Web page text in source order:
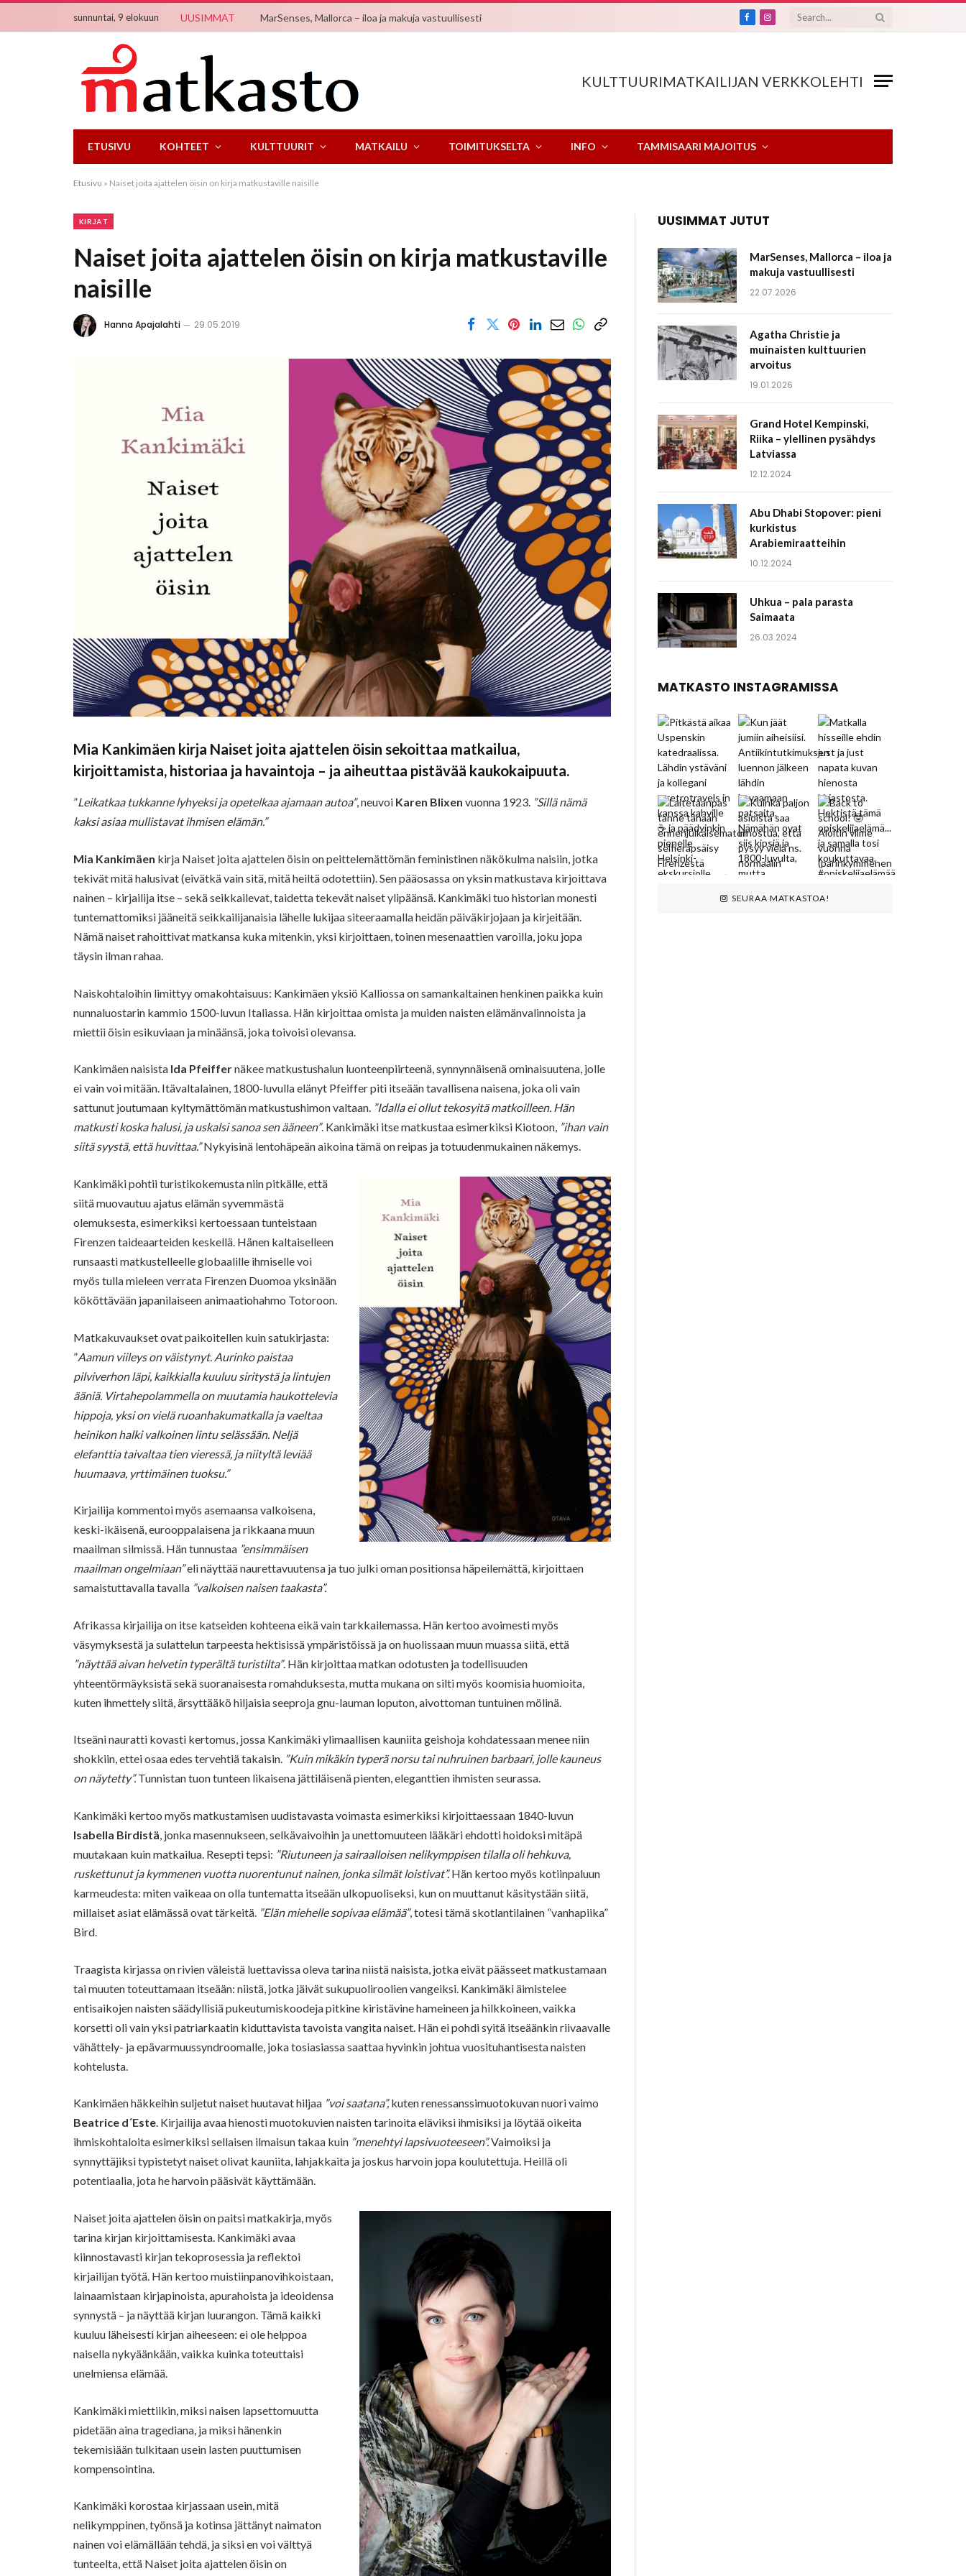
sunnuntai, 9 elokuun UUSIMMAT MarSenses, Mallorca – iloa ja makuja vastuullisesti
FacebookInstagram
KULTTUURIMATKAILIJAN VERKKOLEHTI
ETUSIVU KOHTEET KULTTUURIT MATKAILU TOIMITUKSELTA INFO TAMMISAARI MAJOITUS
Etusivu » Naiset joita ajattelen öisin on kirja matkustaville naisille
KIRJAT
Naiset joita ajattelen öisin on kirja matkustaville
naisille
Hanna Apajalahti 29.05.2019
Mia Kankimäen kirja Naiset joita ajattelen öisin sekoittaa matkailua,
kirjoittamista, historiaa ja havaintoja – ja aiheuttaa pistävää kaukokaipuuta.
”Leikatkaa tukkanne lyhyeksi ja opetelkaa ajamaan autoa”, neuvoi Karen Blixen vuonna 1923. ”Sillä nämä
kaksi asiaa mullistavat ihmisen elämän.”
Mia Kankimäen kirja Naiset joita ajattelen öisin on peittelemättömän feministinen näkökulma naisiin, jotka
tekivät mitä halusivat (eivätkä vain sitä, mitä heiltä odotettiin). Sen pääosassa on yksin matkustava kirjoittava
nainen – kirjailija itse – sekä seikkailevat, taidetta tekevät naiset ylipäänsä. Kankimäki tuo historian monesti
tuntemattomiksi jääneitä seikkailijanaisia lähelle lukijaa siteeraamalla heidän päiväkirjojaan ja kirjeitään.
Nämä naiset rahoittivat matkansa kuka mitenkin, yksi kirjoittaen, toinen mesenaattien varoilla, joku jopa
täysin ilman rahaa.
Naiskohtaloihin limittyy omakohtaisuus: Kankimäen yksiö Kalliossa on samankaltainen henkinen paikka kuin
nunnaluostarin kammio 1500-luvun Italiassa. Hän kirjoittaa omista ja muiden naisten elämänvalinnoista ja
miettii öisin esikuviaan ja minäänsä, joka toivoisi olevansa.
Kankimäen naisista Ida Pfeiffernäkee matkustushalun luonteenpiirteenä, synnynnäisenä ominaisuutena, jolle
ei vain voi mitään. Itävaltalainen, 1800-luvulla elänyt Pfeiffer piti itseään tavallisena naisena, joka oli vain
sattunut joutumaan kyltymättömän matkustushimon valtaan. ”Idalla ei ollut tekosyitä matkoilleen. Hän
matkusti koska halusi, ja uskalsi sanoa sen ääneen”. Kankimäki itse matkustaa esimerkiksi Kiotoon, ”ihan vain
siitä syystä, että huvittaa.”Nykyisinä lentohäpeän aikoina tämä on reipas ja totuudenmukainen näkemys.
Kankimäki pohtii turistikokemusta niin pitkälle, että
siitä muovautuu ajatus elämän syvemmästä
olemuksesta, esimerkiksi kertoessaan tunteistaan
Firenzen taideaarteiden keskellä. Hänen kaltaiselleen
runsaasti matkustelleelle globaalille ihmiselle voi
myös tulla mieleen verrata Firenzen Duomoa yksinään
kököttävään japanilaiseen animaatiohahmo Totoroon.
Matkakuvaukset ovat paikoitellen kuin satukirjasta:
”Aamun viileys on väistynyt. Aurinko paistaa
pilviverhon läpi, kaikkialla kuuluu siritystä ja lintujen
ääniä. Virtahepolammella on muutamia haukottelevia
hippoja, yksi on vielä ruoanhakumatkalla ja vaeltaa
heinikon halki valkoinen lintu selässään. Neljä
elefanttia taivaltaa tien vieressä, ja niityltä leviää
huumaava, yrttimäinen tuoksu.”
Kirjailija kommentoi myös asemaansa valkoisena,
keski-ikäisenä, eurooppalaisena ja rikkaana muun
maailman silmissä. Hän tunnustaa ”ensimmäisen
maailman ongelmiaan”eli näyttää naurettavuutensa ja tuo julki oman positionsa häpeilemättä, kirjoittaen
samaistuttavalla tavalla ”valkoisen naisen taakasta”.
Afrikassa kirjailija on itse katseiden kohteena eikä vain tarkkailemassa. Hän kertoo avoimesti myös
väsymyksestä ja sulattelun tarpeesta hektisissä ympäristöissä ja on huolissaan muun muassa siitä, että
”näyttää aivan helvetin typerältä turistilta”. Hän kirjoittaa matkan odotusten ja todellisuuden
yhteentörmäyksistä sekä suoranaisesta romahduksesta, mutta mukana on silti myös koomisia huomioita,
kuten ihmettely siitä, ärsyttääkö hiljaisia seeproja gnu-lauman loputon, aivottoman tuntuinen mölinä.
Itseäni nauratti kovasti kertomus, jossa Kankimäki ylimaallisen kauniita geishoja kohdatessaan menee niin
shokkiin, ettei osaa edes tervehtiä takaisin. ”Kuin mikäkin typerä norsu tai nuhruinen barbaari, jolle kauneus
on näytetty”.Tunnistan tuon tunteen likaisena jättiläisenä pienten, eleganttien ihmisten seurassa.
Kankimäki kertoo myös matkustamisen uudistavasta voimasta esimerkiksi kirjoittaessaan 1840-luvun
Isabella Birdistä, jonka masennukseen, selkävaivoihin ja unettomuuteen lääkäri ehdotti hoidoksi mitäpä
muutakaan kuin matkailua. Resepti tepsi: ”Riutuneen ja sairaalloisen nelikymppisen tilalla oli hehkuva,
ruskettunut ja kymmenen vuotta nuorentunut nainen, jonka silmät loistivat”.Hän kertoo myös kotiinpaluun
karmeudesta: miten vaikeaa on olla tuntematta itseään ulkopuoliseksi, kun on muuttanut käsitystään siitä,
millaiset asiat elämässä ovat tärkeitä. ”Elän miehelle sopivaa elämää”, totesi tämä skotlantilainen ”vanhapiika”
Bird.
Traagista kirjassa on rivien väleistä luettavissa oleva tarina niistä naisista, jotka eivät päässeet matkustamaan
tai muuten toteuttamaan itseään: niistä, jotka jäivät sukupuoliroolien vangeiksi. Kankimäki äimistelee
entisaikojen naisten säädyllisiä pukeutumiskoodeja pitkine kiristävine hameineen ja hilkkoineen, vaikka
korsetti oli vain yksi patriarkaatin kiduttavista tavoista vangita naiset. Hän ei pohdi syitä itseäänkin riivaavalle
vähättely- ja epävarmuussyndroomalle, joka tosiasiassa saattaa hyvinkin johtua vuosituhantisesta naisten
kohtelusta.
Kankimäen häkkeihin suljetut naiset huutavat hiljaa ”voi saatana”,kuten renessanssimuotokuvan nuori vaimo
Beatrice d´Este. Kirjailija avaa hienosti muotokuvien naisten tarinoita eläviksi ihmisiksi ja löytää oikeita
ihmiskohtaloita esimerkiksi sellaisen ilmaisun takaa kuin ”menehtyi lapsivuoteeseen”.Vaimoiksi ja
synnyttäjiksi typistetyt naiset olivat kauniita, lahjakkaita ja joskus harvoin jopa koulutettuja. Heillä oli
potentiaalia, jota he harvoin pääsivät käyttämään.
Naiset joita ajattelen öisin on paitsi matkakirja, myös
tarina kirjan kirjoittamisesta. Kankimäki avaa
kiinnostavasti kirjan tekoprosessia ja reflektoi
kirjailijan työtä. Hän kertoo muistiinpanovihkoistaan,
lainaamistaan kirjapinoista, apurahoista ja ideoidensa
synnystä – ja näyttää kirjan luurangon. Tämä kaikki
kuuluu läheisesti kirjan aiheeseen: ei ole helppoa
naisella nykyäänkään, vaikka kuinka toteuttaisi
unelmiensa elämää.
Kankimäki miettiikin, miksi naisen lapsettomuutta
pidetään aina tragediana, ja miksi hänenkin
tekemisiään tulkitaan usein lasten puuttumisen
kompensointina.
Kankimäki korostaa kirjassaan usein, mitä
nelikymppinen, työnsä ja kotinsa jättänyt naimaton
nainen voi elämällään tehdä, ja siksi en voi välttyä
tunteelta, että Naiset joita ajattelen öisin on
UUSIMMAT JUTUT
MarSenses, Mallorca – iloa ja
makuja vastuullisesti
22.07.2026
Agatha Christie ja
muinaisten kulttuurien
arvoitus
19.01.2026
Grand Hotel Kempinski,
Riika – ylellinen pysähdys
Latviassa
12.12.2024
Abu Dhabi Stopover: pieni
kurkistus
Arabiemiraatteihin
10.12.2024
Uhkua – pala parasta
Saimaata
26.03.2024
MATKASTO INSTAGRAMISSA
SEURAA MATKASTOA!